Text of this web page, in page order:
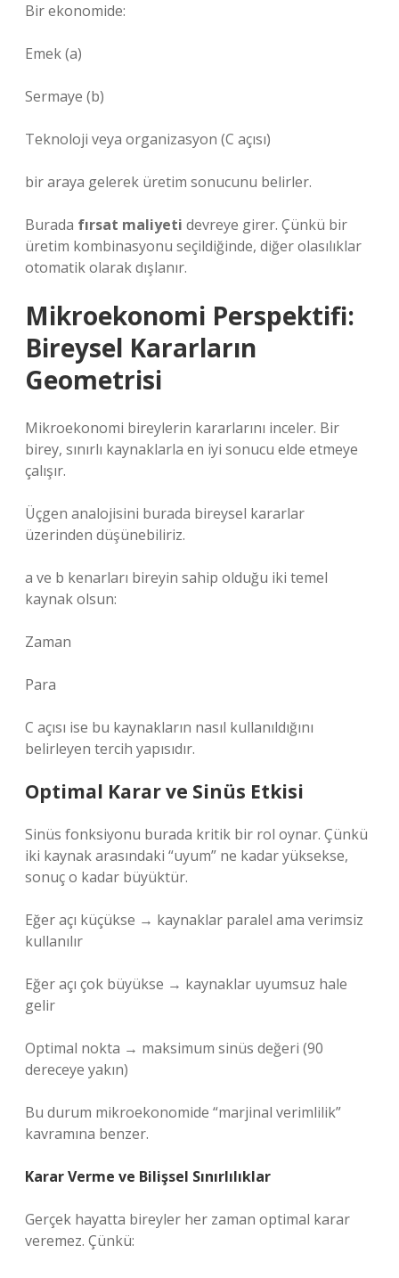
Bir ekonomide:
Emek (a)
Sermaye (b)
Teknoloji veya organizasyon (C açısı)
bir araya gelerek üretim sonucunu belirler.
Burada fırsat maliyeti devreye girer. Çünkü bir
üretim kombinasyonu seçildiğinde, diğer olasılıklar
otomatik olarak dışlanır.
Mikroekonomi Perspektifi:
Bireysel Kararların
Geometrisi
Mikroekonomi bireylerin kararlarını inceler. Bir
birey, sınırlı kaynaklarla en iyi sonucu elde etmeye
çalışır.
Üçgen analojisini burada bireysel kararlar
üzerinden düşünebiliriz.
a ve b kenarları bireyin sahip olduğu iki temel
kaynak olsun:
Zaman
Para
C açısı ise bu kaynakların nasıl kullanıldığını
belirleyen tercih yapısıdır.
Optimal Karar ve Sinüs Etkisi
Sinüs fonksiyonu burada kritik bir rol oynar. Çünkü
iki kaynak arasındaki “uyum” ne kadar yüksekse,
sonuç o kadar büyüktür.
Eğer açı küçükse → kaynaklar paralel ama verimsiz
kullanılır
Eğer açı çok büyükse → kaynaklar uyumsuz hale
gelir
Optimal nokta → maksimum sinüs değeri (90
dereceye yakın)
Bu durum mikroekonomide “marjinal verimlilik”
kavramına benzer.
Karar Verme ve Bilişsel Sınırlılıklar
Gerçek hayatta bireyler her zaman optimal karar
veremez. Çünkü: